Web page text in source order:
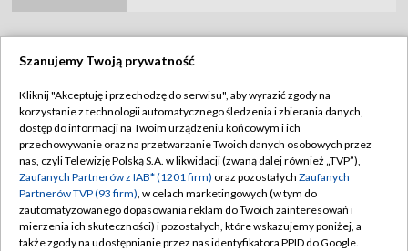
TVP
Abonament TVP
Sklep TVP
Biuro Reklamy
Oferta Handlowa
Telegazeta ogłoszenia
Regulamin TVP
Polityka prywatności
Moje zgody
Biuro reklamy
Kontakt
Szanujemy Twoją prywatność
Kliknij "Akceptuję i przechodzę do serwisu", aby wyrazić zgody na
korzystanie z technologii automatycznego śledzenia i zbierania danych,
dostęp do informacji na Twoim urządzeniu końcowym i ich
przechowywanie oraz na przetwarzanie Twoich danych osobowych przez
nas, czyli Telewizję Polską S.A. w likwidacji (zwaną dalej również „TVP”),
Zaufanych Partnerów z IAB* (1201 firm) oraz pozostałych Zaufanych
Partnerów TVP (93 firm), w celach marketingowych (w tym do
zautomatyzowanego dopasowania reklam do Twoich zainteresowań i
mierzenia ich skuteczności) i pozostałych, które wskazujemy poniżej, a
także zgody na udostępnianie przez nas identyfikatora PPID do Google.